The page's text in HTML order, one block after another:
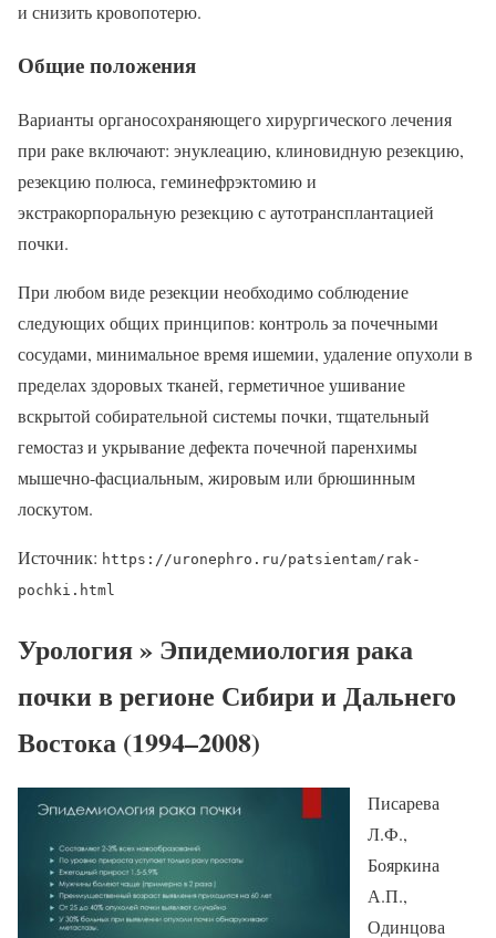
и снизить кровопотерю.
Общие положения
Варианты органосохраняющего хирургического лечения
при раке включают: энуклеацию, клиновидную резекцию,
резекцию полюса, геминефрэктомию и
экстракорпоральную резекцию с аутотрансплантацией
почки.
При любом виде резекции необходимо соблюдение
следующих общих принципов: контроль за почечными
сосудами, минимальное время ишемии, удаление опухоли в
пределах здоровых тканей, герметичное ушивание
вскрытой собирательной системы почки, тщательный
гемостаз и укрывание дефекта почечной паренхимы
мышечно-фасциальным, жировым или брюшинным
лоскутом.
Источник: https://uronephro.ru/patsientam/rak-
pochki.html
Урология » Эпидемиология рака
почки в регионе Сибири и Дальнего
Востока (1994–2008)
Писарева
Л.Ф.,
Бояркина
А.П.,
Одинцова